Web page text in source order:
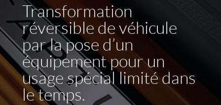
Transformation
réversible de véhicule
par la pose d’un
équipement pour un
usage spécial limité dans
le temps.